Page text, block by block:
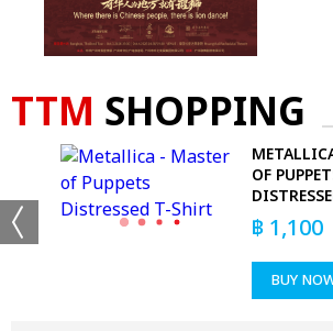
TTM SHOPPING
OF
฿ 1,100
BUY